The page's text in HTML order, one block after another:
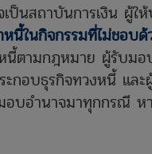
เป็นสถาบันการเงิน ผู้ให้
นี้ในกิจกรรมที่ไม่ชอบ
ตามกฎหมาย ผู้รับมอ
อบธุรกิจทวงหนี้ และ
บอำนาจมาทุกกรณี ห